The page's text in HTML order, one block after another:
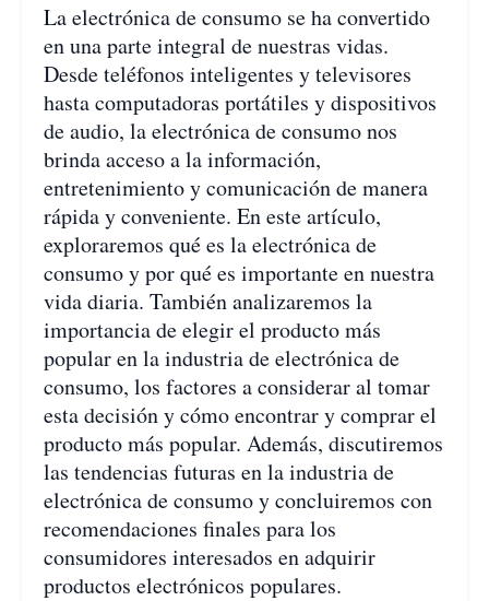
La electrónica de consumo se ha convertido
en una parte integral de nuestras vidas.
Desde teléfonos inteligentes y televisores
hasta computadoras portátiles y dispositivos
de audio, la electrónica de consumo nos
brinda acceso a la información,
entretenimiento y comunicación de manera
rápida y conveniente. En este artículo,
exploraremos qué es la electrónica de
consumo y por qué es importante en nuestra
vida diaria. También analizaremos la
importancia de elegir el producto más
popular en la industria de electrónica de
consumo, los factores a considerar al tomar
esta decisión y cómo encontrar y comprar el
producto más popular. Además, discutiremos
las tendencias futuras en la industria de
electrónica de consumo y concluiremos con
recomendaciones finales para los
consumidores interesados en adquirir
productos electrónicos populares.